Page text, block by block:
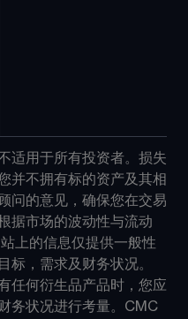
适用于所有投资者。损失
并不拥有标的资产及其相
问的意见，确保您在交易
据市场的波动性与流动
上的信息仅提供一般性
标，需求及财务状况。
任何衍生品产品时，您应
务状况进行考量。CMC